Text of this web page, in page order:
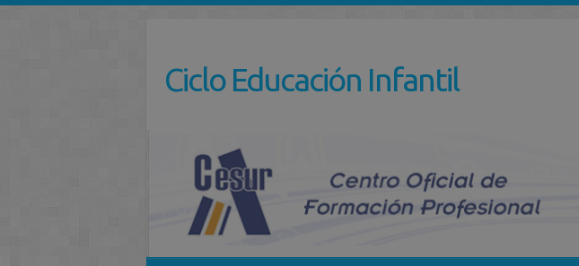
Ciclo Educación Infantil